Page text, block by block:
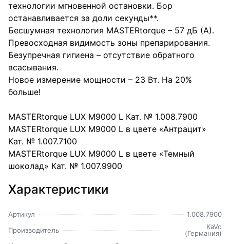
технологии мгновенной остановки. Бор
останавливается за доли секунды**.
Бесшумная технология MASTERtorque – 57 дБ (А).
Превосходная видимость зоны препарирования.
Безупречная гигиена – отсутствие обратного
всасывания.
Новое измерение мощности – 23 Вт. На 20%
больше!
MASTERtorque LUX M9000 L Кат. № 1.008.7900
MASTERtorque LUX M9000 L в цвете «Антрацит»
Кат. № 1.007.7100
MASTERtorque LUX M9000 L в цвете «Темный
шоколад» Кат. № 1.007.9900
Характеристики
Артикул
1.008.7900
Производитель
KaVo
(Германия)